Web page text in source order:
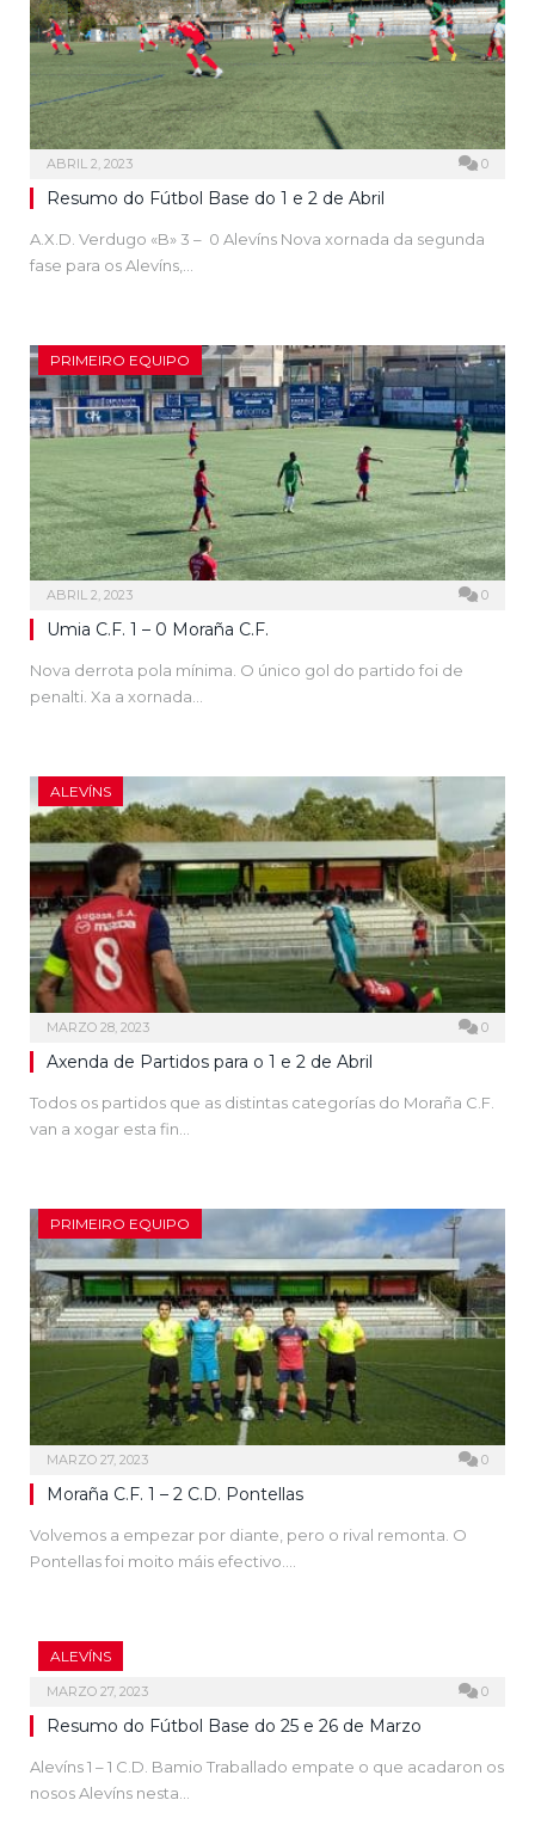
ABRIL 2, 2023 0
Resumo do Fútbol Base do 1 e 2 de Abril
A.X.D. Verdugo «B» 3 – 0 Alevíns Nova xornada da segunda
fase para os Alevíns,…
PRIMEIRO EQUIPO
ABRIL 2, 2023 0
Umia C.F. 1 – 0 Moraña C.F.
Nova derrota pola mínima. O único gol do partido foi de
penalti. Xa a xornada…
ALEVÍNS
MARZO 28, 2023 0
Axenda de Partidos para o 1 e 2 de Abril
Todos os partidos que as distintas categorías do Moraña C.F.
van a xogar esta fin…
PRIMEIRO EQUIPO
MARZO 27, 2023 0
Moraña C.F. 1 – 2 C.D. Pontellas
Volvemos a empezar por diante, pero o rival remonta. O
Pontellas foi moito máis efectivo.…
ALEVÍNS
MARZO 27, 2023 0
Resumo do Fútbol Base do 25 e 26 de Marzo
Alevíns 1 – 1 C.D. Bamio Traballado empate o que acadaron os
nosos Alevíns nesta…